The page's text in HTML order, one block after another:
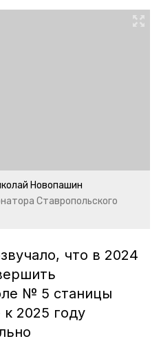
Новопашин
Ставропольского
что в 2024
№ 5 станицы
2025 году